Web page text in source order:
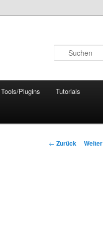
Tools/Plugins Tutorials
Beitrags-
← Zurück Weiter